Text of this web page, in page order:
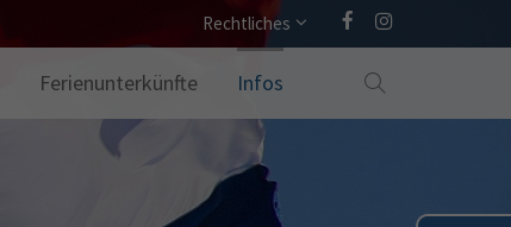
Rechtliches
Ferienunterkünfte Infos